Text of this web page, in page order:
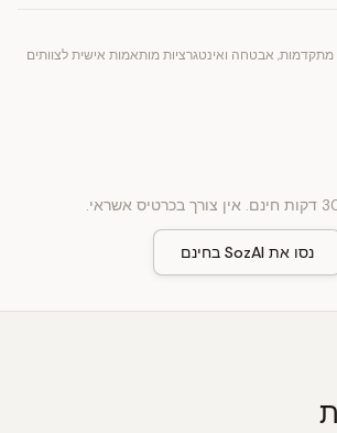
מתקדמות, אבטחה ואינטגרציות מותאמות אישית לצוותים
נסו את SozAI בחינם